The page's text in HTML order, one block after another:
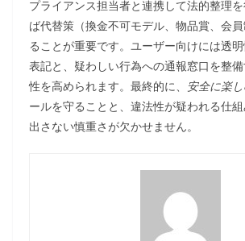
プライアンス担当者と連携して法的整理
ば代替策（換金不可モデル、物品賞、会
ることが重要です。ユーザー向けには透
表記と、疑わしい行為への通報窓口を整
性を高められます。最終的に、
安全に楽
ールを守ることと、違法性が疑われる仕
出さない慎重さが欠かせません。